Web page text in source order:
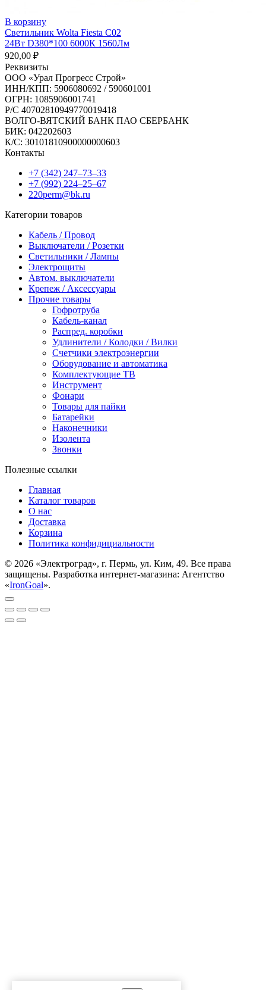
В корзину
Светильник Wolta Fiesta C02
24Вт D380*100 6000К 1560Лм
920,00 ₽
Реквизиты
ООО «Урал Прогресс Строй»
ИНН/КПП: 5906080692 / 590601001
ОГРН: 1085906001741
Р/C 40702810949770019418
ВОЛГО-ВЯТСКИЙ БАНК ПАО СБЕРБАНК
БИК: 042202603
К/С: 30101810900000000603
Контакты
+7 (342) 247‒73‒33
+7 (992) 224‒25‒67
220perm@bk.ru
Категории товаров
Кабель / Провод
Выключатели / Розетки
Светильники / Лампы
Электрощиты
Автом. выключатели
Крепеж / Аксессуары
Прочие товары
Гофротруба
Кабель-канал
Распред. коробки
Удлинители / Колодки / Вилки
Счетчики электроэнергии
Оборудование и автоматика
Комплектующие ТВ
Инструмент
Фонари
Товары для пайки
Батарейки
Наконечники
Изолента
Звонки
Полезные ссылки
Главная
Каталог товаров
О нас
Доставка
Корзина
Политика конфидициальности
© 2026 «Электроград», г. Пермь, ул. Ким, 49. Все права
защищены. Разработка интернет-магазина: Агентство
«IronGoal».